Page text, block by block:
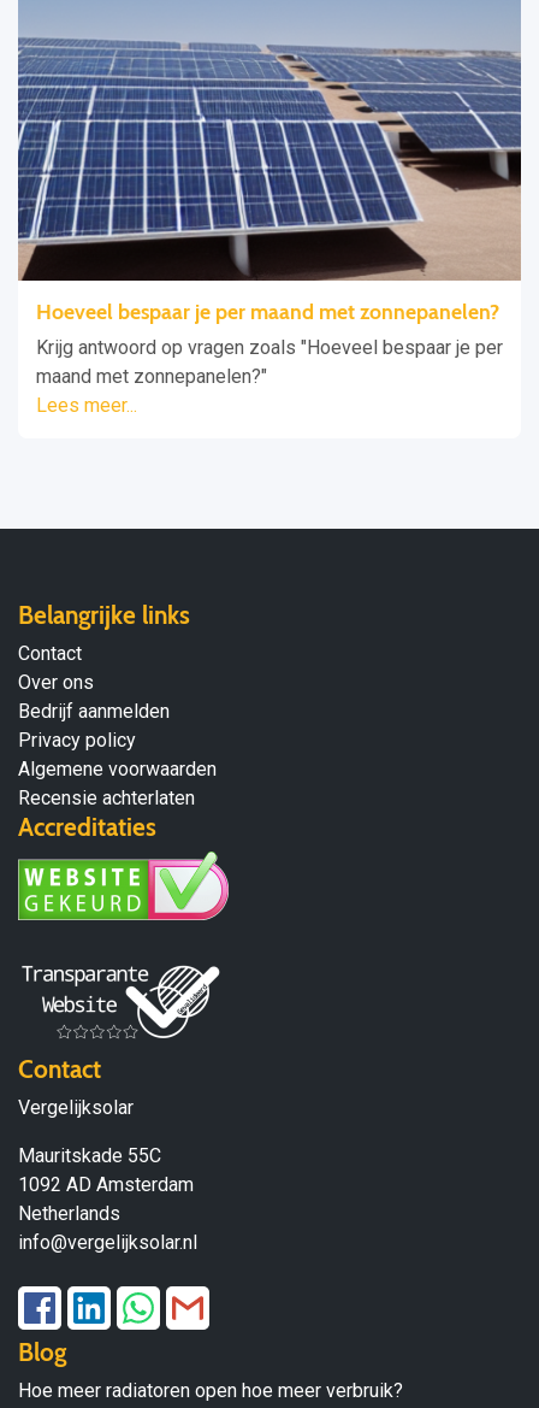
Hoeveel bespaar je per maand met zonnepanelen?
Krijg antwoord op vragen zoals "Hoeveel bespaar je per
maand met zonnepanelen?"
Lees meer...
Belangrijke links
Contact
Over ons
Bedrijf aanmelden
Privacy policy
Algemene voorwaarden
Recensie achterlaten
Accreditaties
Contact
Vergelijksolar
Mauritskade 55C
1092 AD Amsterdam
Netherlands
info@vergelijksolar.nl
Blog
Hoe meer radiatoren open hoe meer verbruik?